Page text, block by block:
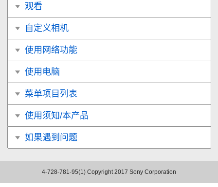
观看
自定义相机
使用网络功能
使用电脑
菜单项目列表
使用须知/本产品
如果遇到问题
4-728-781-95(1) Copyright 2017 Sony Corporation